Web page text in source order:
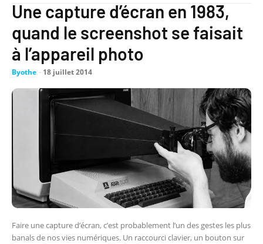
Une capture d’écran en 1983,
quand le screenshot se faisait
à l’appareil photo
Byothe - 18 juillet 2014
Faire une capture d’écran, c’est probablement l’un des gestes les plus
banals de nos vies numériques. Un raccourci clavier, un bouton sur